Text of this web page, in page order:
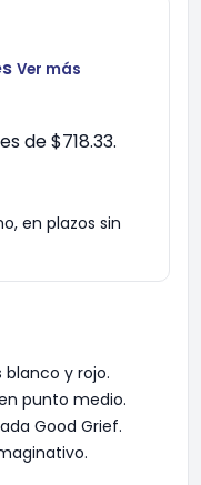
Ver más
de $718.33.
blanco y rojo.
punto medio.
Good Grief.